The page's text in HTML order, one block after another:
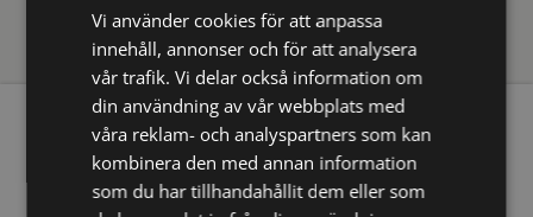
UTVALDAPRODUKTER
Utvalda arbetskläder
från Reflexa
Vi använder cookies för att anpassa
innehåll, annonser och för att analysera
vår trafik. Vi delar också information om
din användning av vår webbplats med
våra reklam- och analyspartners som kan
kombinera den med annan information
som du har tillhandahållit dem eller som